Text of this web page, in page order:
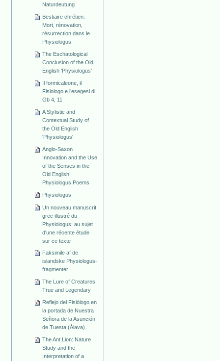
Naturdeutung
Bestiaire chrétien:
Mort, rénovation,
résurrection dans le
Physiologus
The Eschatological
Conclusion of the Old
English 'Physiologus'
Il formicaleone, il
Fisiologo e l’esegesi di
Gb 4, 11
A Stylistic and
Contextual Study of
the Old English
'Physiologus'
Anglo-Saxon
Innovation and the Use
of the Senses in the
Old English
Physiologus Poems
Physiologus
Un nouveau manuscrit
grec illustré du
Physiologus: au sujet
d'une récente étude
sur ce texte
Faksimile af de
islandske Physiologus-
fragmenter
The Lure of Creatures
True and Legendary
Reflejo del Fisiólogo en
la portada de Nuestra
Señora de la Asunción
de Tuesta (Álava)
The Ant Lion: Nature
Study and the
Interpretation of a